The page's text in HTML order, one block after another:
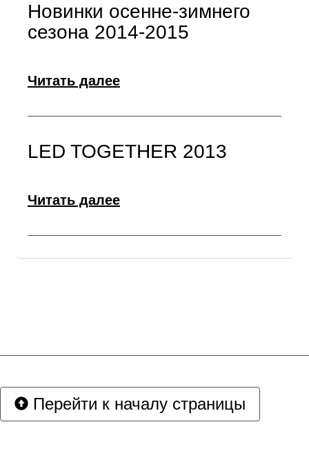
Новинки осенне-зимнего
сезона 2014-2015
Читать далее
LED TOGETHER 2013
Читать далее
Перейти к началу страницы